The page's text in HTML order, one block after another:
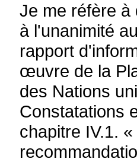
Je me réfère à
à l'unanimité
rapport
œuvre de la
des Nations
Constatations
chapitre IV.1.